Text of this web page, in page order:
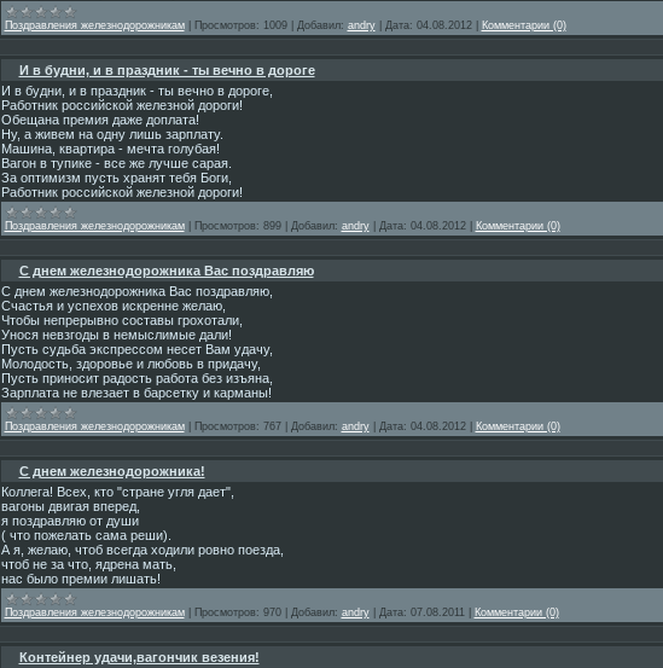
Поздравления железнодорожникам| Просмотров: 1009| Добавил: andry| Дата: 04.08.2012 Комментарии (0)
И в будни, и в праздник - ты вечно в дороге
И в будни, и в праздник - ты вечно в дороге,
Работник российской железной дороги!
Обещана премия даже доплата!
Ну, а живем на одну лишь зарплату.
Машина, квартира - мечта голубая!
Вагон в тупике - все же лучше сарая.
За оптимизм пусть хранят тебя Боги,
Работник российской железной дороги!
Поздравления железнодорожникам| Просмотров: 899| Добавил: andry| Дата: 04.08.2012 Комментарии (0)
С днем железнодорожника Вас поздравляю
С днем железнодорожника Вас поздравляю,
Счастья и успехов искренне желаю,
Чтобы непрерывно составы грохотали,
Унося невзгоды в немыслимые дали!
Пусть судьба экспрессом несет Вам удачу,
Молодость, здоровье и любовь в придачу,
Пусть приносит радость работа без изъяна,
Зарплата не влезает в барсетку и карманы!
Поздравления железнодорожникам| Просмотров: 767| Добавил: andry| Дата: 04.08.2012 Комментарии (0)
С днем железнодорожника!
Коллега! Всех, кто "стране угля дает",
вагоны двигая вперед,
я поздравляю от души
( что пожелать сама реши).
А я, желаю, чтоб всегда ходили ровно поезда,
чтоб не за что, ядрена мать,
нас было премии лишать!
Поздравления железнодорожникам| Просмотров: 970| Добавил: andry| Дата: 07.08.2011 Комментарии (0)
Контейнер удачи,вагончик везения!